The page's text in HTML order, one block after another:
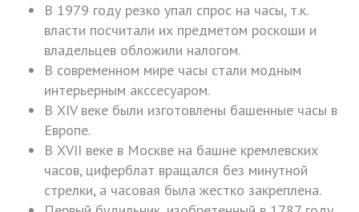
В 1979 году резко упал спрос на часы, т.к.
власти посчитали их предметом роскоши и
владельцев обложили налогом.
В современном мире часы стали модным
интерьерным акссесуаром.
В XIV веке были изготовлены башенные часы в
Европе.
В XVII веке в Москве на башне кремлевских
часов, циферблат вращался без минутной
стрелки, а часовая была жестко закреплена.